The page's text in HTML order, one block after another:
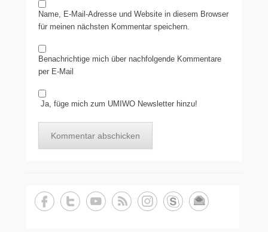
Name, E-Mail-Adresse und Website in diesem Browser
für meinen nächsten Kommentar speichern.
Benachrichtige mich über nachfolgende Kommentare
per E-Mail
Ja, füge mich zum UMIWO Newsletter hinzu!